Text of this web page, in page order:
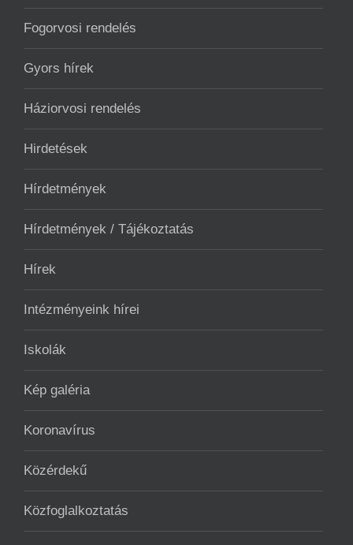
Fogorvosi rendelés
Gyors hírek
Háziorvosi rendelés
Hirdetések
Hírdetmények
Hírdetmények / Tájékoztatás
Hírek
Intézményeink hírei
Iskolák
Kép galéria
Koronavírus
Közérdekű
Közfoglalkoztatás